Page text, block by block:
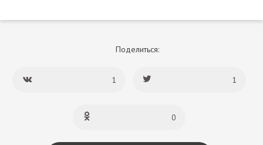
Поделиться:
1 1
0